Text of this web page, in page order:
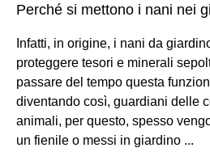
Perché si mettono i nani nei
Infatti, in origine, i nani da
proteggere tesori e minerali
passare del tempo questa
diventando così, guardiani delle
animali, per questo, spesso
un fienile o messi in giardino ...